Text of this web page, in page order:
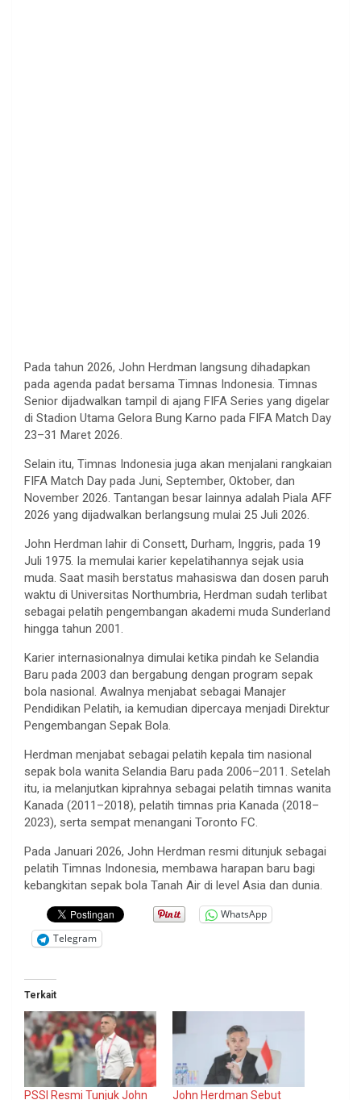
Pada tahun 2026, John Herdman langsung dihadapkan
pada agenda padat bersama Timnas Indonesia. Timnas
Senior dijadwalkan tampil di ajang FIFA Series yang digelar
di Stadion Utama Gelora Bung Karno pada FIFA Match Day
23–31 Maret 2026.
Selain itu, Timnas Indonesia juga akan menjalani rangkaian
FIFA Match Day pada Juni, September, Oktober, dan
November 2026. Tantangan besar lainnya adalah Piala AFF
2026 yang dijadwalkan berlangsung mulai 25 Juli 2026.
John Herdman lahir di Consett, Durham, Inggris, pada 19
Juli 1975. Ia memulai karier kepelatihannya sejak usia
muda. Saat masih berstatus mahasiswa dan dosen paruh
waktu di Universitas Northumbria, Herdman sudah terlibat
sebagai pelatih pengembangan akademi muda Sunderland
hingga tahun 2001.
Karier internasionalnya dimulai ketika pindah ke Selandia
Baru pada 2003 dan bergabung dengan program sepak
bola nasional. Awalnya menjabat sebagai Manajer
Pendidikan Pelatih, ia kemudian dipercaya menjadi Direktur
Pengembangan Sepak Bola.
Herdman menjabat sebagai pelatih kepala tim nasional
sepak bola wanita Selandia Baru pada 2006–2011. Setelah
itu, ia melanjutkan kiprahnya sebagai pelatih timnas wanita
Kanada (2011–2018), pelatih timnas pria Kanada (2018–
2023), serta sempat menangani Toronto FC.
Pada Januari 2026, John Herdman resmi ditunjuk sebagai
pelatih Timnas Indonesia, membawa harapan baru bagi
kebangkitan sepak bola Tanah Air di level Asia dan dunia.
WhatsApp
Telegram
Terkait
PSSI Resmi Tunjuk John John Herdman Sebut